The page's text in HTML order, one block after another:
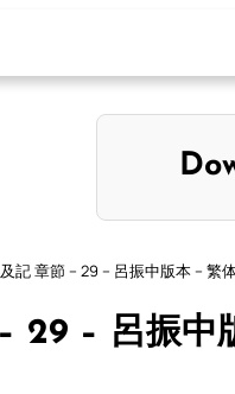
記 章節 – 29 – 呂振中版本 – 繁
29 – 呂振中